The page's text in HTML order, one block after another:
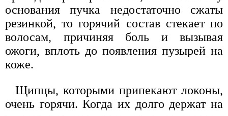
основания пучка недостаточно сжаты
резинкой, то горячий состав стекает по
волосам, причиняя боль и вызывая
ожоги, вплоть до появления пузырей на
коже.
Щипцы, которыми припекают локоны,
очень горячи. Когда их долго держат на